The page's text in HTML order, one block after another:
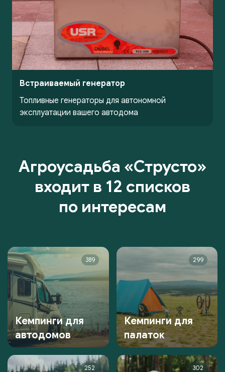
Встраиваемый генератор
Топливные генераторы для автономной
эксплуатации вашего автодома
Агроусадьба «Струсто»
входит в 12 списков
по интересам
389
Кемпинги для
автодомов
299
Кемпинги для
палаток
252 302